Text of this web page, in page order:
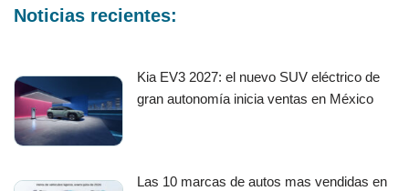
Noticias recientes:
Kia EV3 2027: el nuevo SUV eléctrico de
gran autonomía inicia ventas en México
Las 10 marcas de autos mas vendidas en